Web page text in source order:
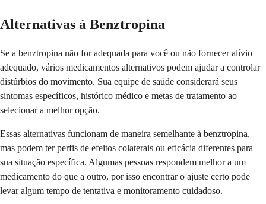
Alternativas à Benztropina
Se a benztropina não for adequada para você ou não fornecer alívio
adequado, vários medicamentos alternativos podem ajudar a controlar
distúrbios do movimento. Sua equipe de saúde considerará seus
sintomas específicos, histórico médico e metas de tratamento ao
selecionar a melhor opção.
Essas alternativas funcionam de maneira semelhante à benztropina,
mas podem ter perfis de efeitos colaterais ou eficácia diferentes para
sua situação específica. Algumas pessoas respondem melhor a um
medicamento do que a outro, por isso encontrar o ajuste certo pode
levar algum tempo de tentativa e monitoramento cuidadoso.